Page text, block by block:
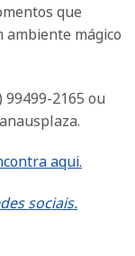
que
ambiente mágico
2165 ou
aqui.
sociais.